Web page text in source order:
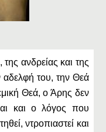
ανδρείας και της
αδελφή του, την Θεά
Θεά, ο Άρης δεν
και ο λόγος που
ντροπιαστεί και